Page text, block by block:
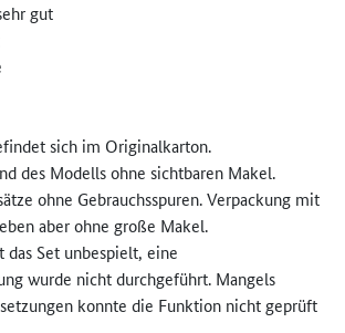
gut
sich im Originalkarton.
des Modells ohne sichtbaren Makel.
ohne Gebrauchsspuren. Verpackung mit
aber ohne große Makel.
Set unbespielt, eine
wurde nicht durchgeführt. Mangels
konnte die Funktion nicht geprüft